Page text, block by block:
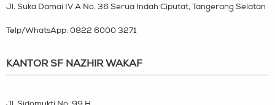
Jl. Suka Damai IV A No. 36 Serua Indah Ciputat, Tangerang Selatan
Telp/WhatsApp: 0822 6000 3271
KANTOR SF NAZHIR WAKAF